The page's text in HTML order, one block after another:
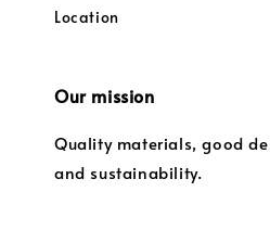
Location
Our mission
Quality materials, good
and sustainability.